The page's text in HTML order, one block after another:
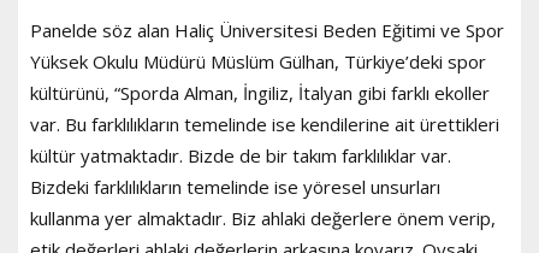
Panelde söz alan Haliç Üniversitesi Beden Eğitimi ve Spor
Yüksek Okulu Müdürü Müslüm Gülhan, Türkiye’deki spor
kültürünü, “Sporda Alman, İngiliz, İtalyan gibi farklı ekoller
var. Bu farklılıkların temelinde ise kendilerine ait ürettikleri
kültür yatmaktadır. Bizde de bir takım farklılıklar var.
Bizdeki farklılıkların temelinde ise yöresel unsurları
kullanma yer almaktadır. Biz ahlaki değerlere önem verip,